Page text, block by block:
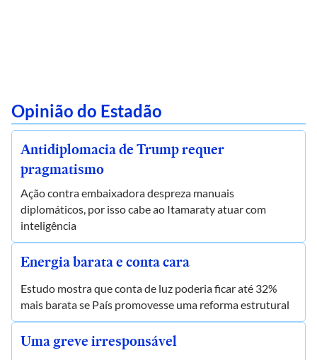
Opinião do Estadão
Antidiplomacia de Trump requer
pragmatismo
Ação contra embaixadora despreza manuais
diplomáticos, por isso cabe ao Itamaraty atuar com
inteligência
Energia barata e conta cara
Estudo mostra que conta de luz poderia ficar até 32%
mais barata se País promovesse uma reforma estrutural
Uma greve irresponsável